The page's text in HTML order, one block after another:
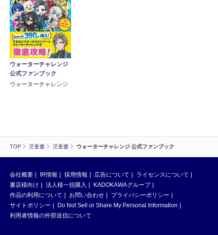
TOP 児童書 児童書 ウォーターチャレンジ 公式ファンブック
ウォーターチャレンジ
公式ファンブック
ウォーターチャレンジ
会社概要 IR情報 採用情報 広告について
ライセンスについて
書店様向け
法人様一括購入
KADOKAWAグループ
作品の利用について
お問い合わせ
プライバシーポリシー
サイトポリシー
Do Not Sell or Share My Personal Information
利用者情報の外部送信について